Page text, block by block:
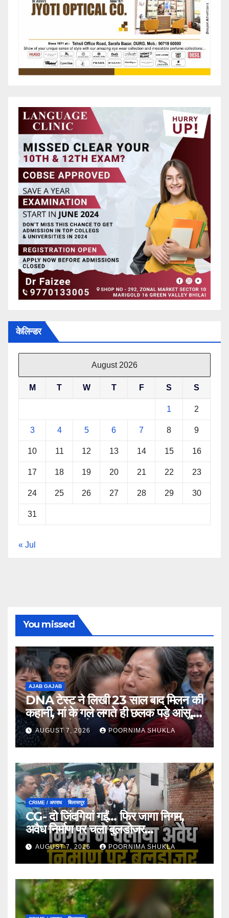
केलिन्डर
August 2026
M T W T F S S
1 2
3 4 5 6 7 8 9
10 11 12 13 14 15 16
17 18 19 20 21 22 23
24 25 26 27 28 29 30
31
« Jul
You missed
AJAB GAJAB
DNA टेस्ट ने लिखी 23 साल बाद मिलन की
कहानी, मां के गले लगते ही छलक पड़े आंसू,
भावुक कर देगी ये मुलाकात…
AUGUST 7, 2026 POORNIMA SHUKLA
CRIME / अपराध बिलासपुर
CG- दो जिंदगियां गईं… फिर जागा निगम,
अवैध निर्माण पर चला बुलडोजर…
AUGUST 7, 2026 POORNIMA SHUKLA